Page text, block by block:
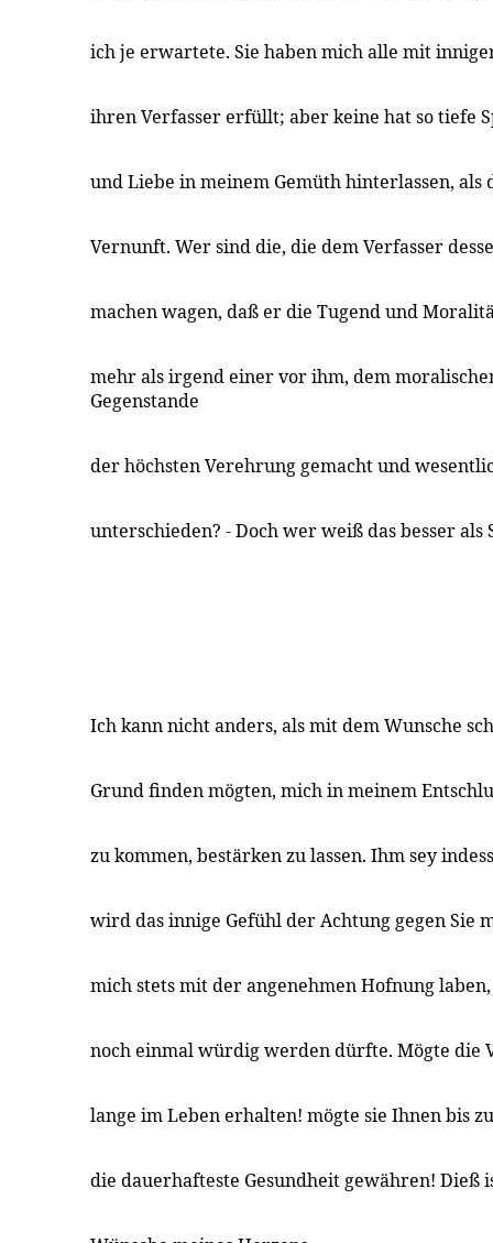
ich je erwartete. Sie haben mich alle mit
ihren Verfasser erfüllt; aber keine hat so tiefe
und Liebe in meinem Gemüth hinterlassen,
Vernunft. Wer sind die, die dem Verfasser
machen wagen, daß er die Tugend und
mehr als irgend einer vor ihm, dem
Gegenstande
der höchsten Verehrung gemacht und
unterschieden? - Doch wer weiß das besser als
Ich kann nicht anders, als mit dem Wunsche
Grund finden mögten, mich in meinem
zu kommen, bestärken zu lassen. Ihm sey
wird das innige Gefühl der Achtung gegen Sie
mich stets mit der angenehmen Hofnung
noch einmal würdig werden dürfte. Mögte die
lange im Leben erhalten! mögte sie Ihnen bis
die dauerhafteste Gesundheit gewähren! Dieß